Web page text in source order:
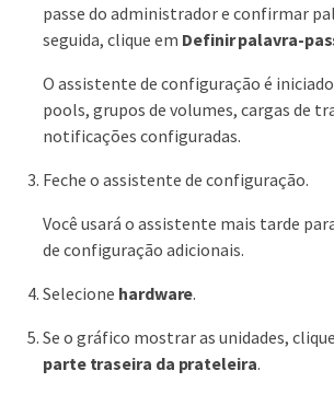
passe do administrador e confirmar
seguida, clique em Definir palavra-
O assistente de configuração é
pools, grupos de volumes, cargas de
notificações configuradas.
Feche o assistente de configuração.
Você usará o assistente mais tarde
de configuração adicionais.
Selecione hardware.
Se o gráfico mostrar as unidades,
parte traseira da prateleira.